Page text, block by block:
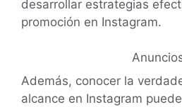
desarrollar estrategias
promoción en Instagram.
Además, conocer la
alcance en Instagram